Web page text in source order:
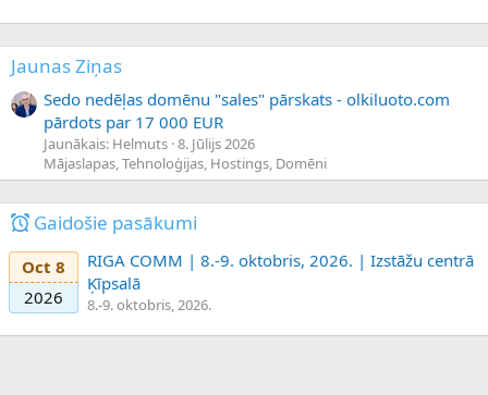
Jaunas Ziņas
Sedo nedēļas domēnu "sales" pārskats - olkiluoto.com
pārdots par 17 000 EUR
Jaunākais: Helmuts 8. Jūlijs 2026
Mājaslapas, Tehnoloģijas, Hostings, Domēni
Gaidošie pasākumi
Oct 8
2026
RIGA COMM | 8.-9. oktobris, 2026. | Izstāžu centrā
Ķīpsalā
8.-9. oktobris, 2026.